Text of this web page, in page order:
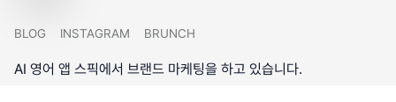
BLOG INSTAGRAM BRUNCH
AI 영어 앱 스픽에서 브랜드 마케팅을 하고 있습니다.